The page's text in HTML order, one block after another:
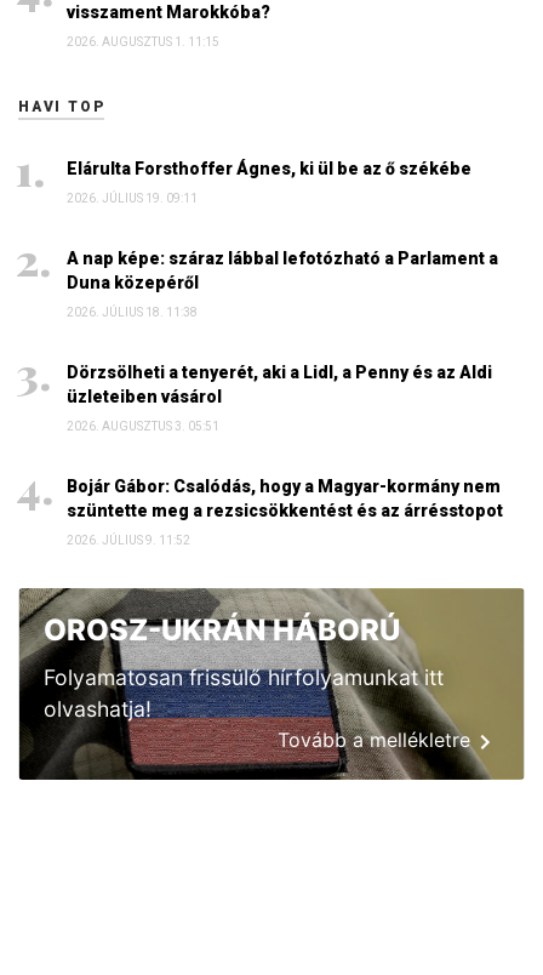
visszament Marokkóba?
2026. AUGUSZTUS 1. 11:15
HAVI TOP
Elárulta Forsthoffer Ágnes, ki ül be az ő székébe
2026. JÚLIUS 19. 09:11
A nap képe: száraz lábbal lefotózható a Parlament a
Duna közepéről
2026. JÚLIUS 18. 11:38
Dörzsölheti a tenyerét, aki a Lidl, a Penny és az Aldi
üzleteiben vásárol
2026. AUGUSZTUS 3. 05:51
Bojár Gábor: Csalódás, hogy a Magyar-kormány nem
szüntette meg a rezsicsökkentést és az árrésstopot
2026. JÚLIUS 9. 11:52
OROSZ-UKRÁN HÁBORÚ
Folyamatosan frissülő hírfolyamunkat itt
olvashatja!
Tovább a mellékletre